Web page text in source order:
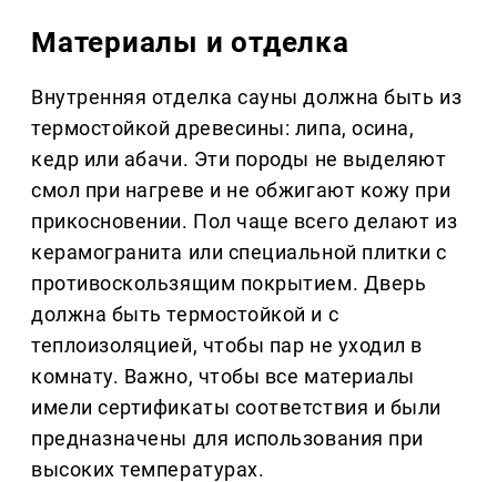
Материалы и отделка
Внутренняя отделка сауны должна быть из
термостойкой древесины: липа, осина,
кедр или абачи. Эти породы не выделяют
смол при нагреве и не обжигают кожу при
прикосновении. Пол чаще всего делают из
керамогранита или специальной плитки с
противоскользящим покрытием. Дверь
должна быть термостойкой и с
теплоизоляцией, чтобы пар не уходил в
комнату. Важно, чтобы все материалы
имели сертификаты соответствия и были
предназначены для использования при
высоких температурах.